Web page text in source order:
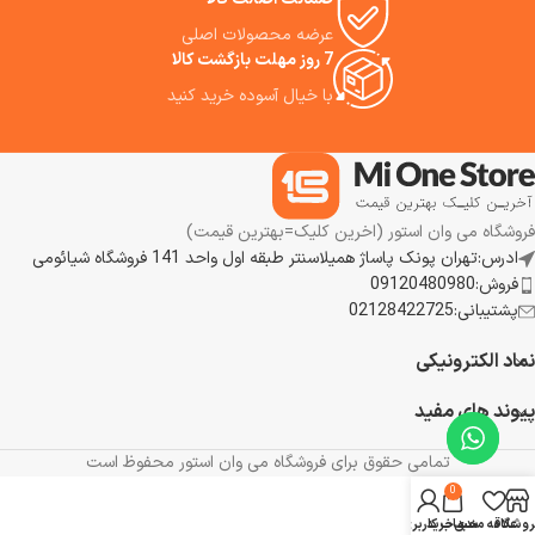
عرضه محصولات اصلی
7 روز مهلت بازگشت کالا
با خیال آسوده خرید کنید
فروشگاه می وان استور (اخرین کلیک=بهترین قیمت)
ادرس:تهران پونک پاساژ همیلاسنتر طبقه اول واحد 141 فروشگاه شیائومی
فروش:09120480980
پشتیبانی:02128422725
نماد الکترونیکی
پیوند های مفید
تمامی حقوق برای فروشگاه می وان استور محفوظ است
علاقه مندی
0
سبد خرید
حساب کاربری من